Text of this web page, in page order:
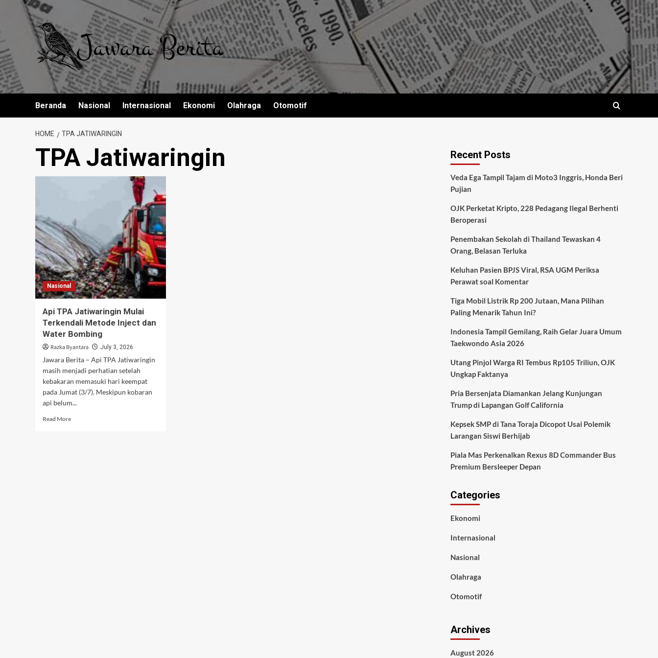
content
Beranda Nasional Internasional Ekonomi Olahraga Otomotif
HOME TPA JATIWARINGIN
TPA Jatiwaringin
Nasional
Api TPA Jatiwaringin Mulai
Terkendali Metode Inject dan
Water Bombing
Razka Byantara July 3, 2026
Jawara Berita – Api TPA Jatiwaringin
masih menjadi perhatian setelah
kebakaran memasuki hari keempat
pada Jumat (3/7). Meskipun kobaran
api belum...
Read MoreRead
Recent Posts
Veda Ega Tampil Tajam di Moto3 Inggris, Honda Beri
Pujian
OJK Perketat Kripto, 228 Pedagang Ilegal Berhenti
Beroperasi
Penembakan Sekolah di Thailand Tewaskan 4
Orang, Belasan Terluka
Keluhan Pasien BPJS Viral, RSA UGM Periksa
Perawat soal Komentar
Tiga Mobil Listrik Rp 200 Jutaan, Mana Pilihan
Paling Menarik Tahun Ini?
Indonesia Tampil Gemilang, Raih Gelar Juara Umum
Taekwondo Asia 2026
Utang Pinjol Warga RI Tembus Rp105 Triliun, OJK
Ungkap Faktanya
Pria Bersenjata Diamankan Jelang Kunjungan
Trump di Lapangan Golf California
Kepsek SMP di Tana Toraja Dicopot Usai Polemik
Larangan Siswi Berhijab
Piala Mas Perkenalkan Rexus 8D Commander Bus
Premium Bersleeper Depan
Categories
Ekonomi
Internasional
Nasional
Olahraga
Otomotif
Archives
August 2026